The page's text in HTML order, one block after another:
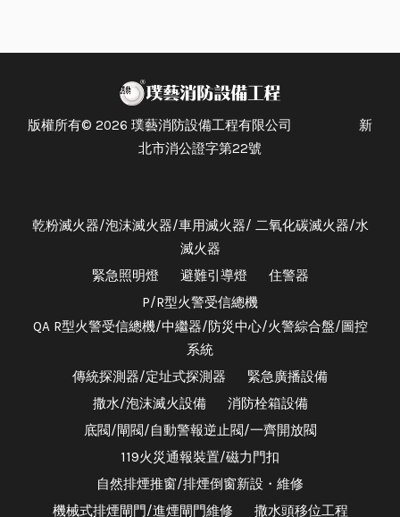
版權所有© 2026 璞藝消防設備工程有限公司 新
北市消公證字第22號
乾粉滅火器/泡沫滅火器/車用滅火器/ 二氧化碳滅火器/水
滅火器
緊急照明燈
避難引導燈
住警器
P/R型火警受信總機
QA R型火警受信總機/中繼器/防災中心/火警綜合盤/圖控
系統
傳統探測器/定址式探測器
緊急廣播設備
撒水/泡沫滅火設備
消防栓箱設備
底閥/閘閥/自動警報逆止閥/一齊開放閥
119火災通報裝置/磁力門扣
自然排煙推窗/排煙倒窗新設・維修
機械式排煙閘門/進煙閘門維修
撒水頭移位工程